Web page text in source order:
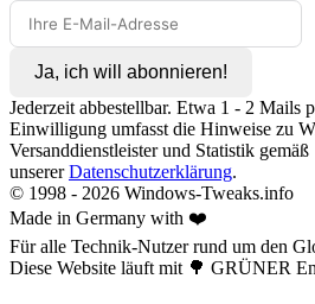
Ja, ich will abonnieren!
Jederzeit abbestellbar. Etwa 1 - 2 Mails
Einwilligung umfasst die Hinweise zu
Versanddienstleister und Statistik gemäß
unsererDatenschutzerklärung.
© 1998 - 2026 Windows-Tweaks.info
Made in Germany with ❤️
Für alle Technik-Nutzer rund um den
Diese Website läuft mit 🌳 GRÜNER